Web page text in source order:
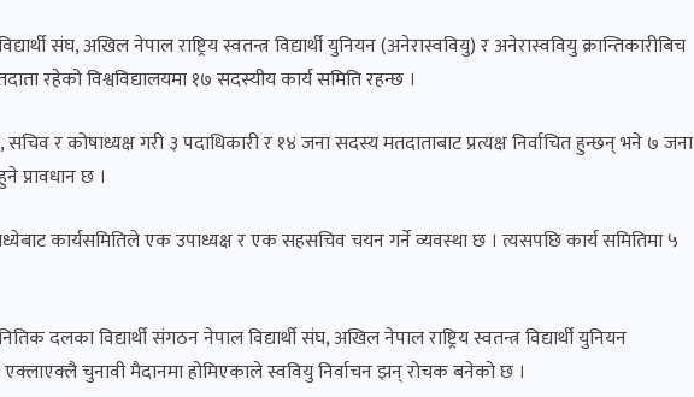
संघ, अखिल नेपाल राष्ट्रिय स्वतन्त्र विद्यार्थी युनियन (अनेरास्ववियु) र अनेरास्ववियु क्रान्तिकारीबिच
रहेको विश्वविद्यालयमा १७ सदस्यीय कार्य समिति रहन्छ ।
सचिव र कोषाध्यक्ष गरी ३ पदाधिकारी र १४ जना सदस्य मतदाताबाट प्रत्यक्ष निर्वाचित हुन्छन् भने ७ जना
प्रावधान छ ।
कार्यसमितिले एक उपाध्यक्ष र एक सहसचिव चयन गर्ने व्यवस्था छ । त्यसपछि कार्य समितिमा ५
दलका विद्यार्थी संगठन नेपाल विद्यार्थी संघ, अखिल नेपाल राष्ट्रिय स्वतन्त्र विद्यार्थी युनियन
एक्लाएक्लै चुनावी मैदानमा होमिएकाले स्ववियु निर्वाचन झन् रोचक बनेको छ ।